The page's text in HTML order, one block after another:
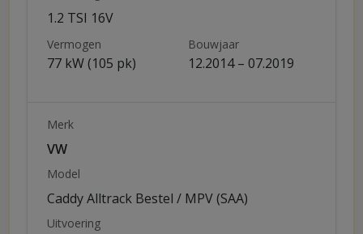
1.2 TSI 16V
Vermogen
77 kW (105 pk)
Bouwjaar
12.2014 – 07.2019
Merk
VW
Model
Caddy Alltrack Bestel / MPV (SAA)
Uitvoering